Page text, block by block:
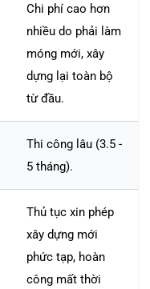
Chi phí cao hơn
nhiều do phải làm
móng mới, xây
dựng lại toàn bộ
từ đầu.
Thi công lâu (3.5 -
5 tháng).
Thủ tục xin phép
xây dựng mới
phức tạp, hoàn
công mất thời